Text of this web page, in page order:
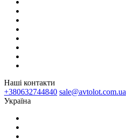
Наші контакти
+380632744840 sale@avtolot.com.ua
Українa